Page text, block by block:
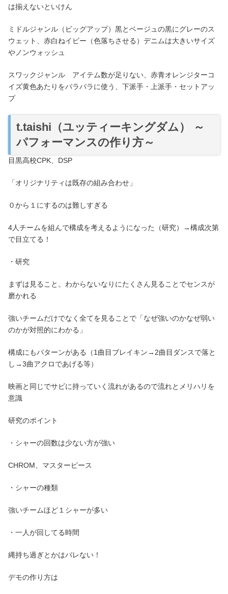
は揃えないといけん
ミドルジャンル（ビッグアップ）黒とベージュの黒にグレーのス
ウェット、赤白ねイビー（色落ちさせる）デニムは大きいサイズ
やノンウォッシュ
スワックジャンル アイテム数が足りない、赤青オレンジターコ
イズ黄色あたりをバラバラに使う、下派手・上派手・セットアッ
プ
t.taishi（ユッティーキングダム） ～
パフォーマンスの作り方～
目黒高校CPK、DSP
「オリジナリティは既存の組み合わせ」
０から１にするのは難しすぎる
4人チームを組んで構成を考えるようになった（研究）→構成次第
で目立てる！
・研究
まずは見ること。わからないなりにたくさん見ることでセンスが
磨かれる
強いチームだけでなく全てを見ることで「なぜ強いのかなぜ弱い
のかが対照的にわかる」
構成にもパターンがある（1曲目ブレイキン→2曲目ダンスで落と
し→3曲アクロであげる等）
映画と同じでサビに持っていく流れがあるので流れとメリハリを
意識
研究のポイント
・シャーの回数は少ない方が強い
CHROM、マスターピース
・シャーの種類
強いチームほど１シャーが多い
・一人が回してる時間
縄持ち過ぎとかはバレない！
デモの作り方は